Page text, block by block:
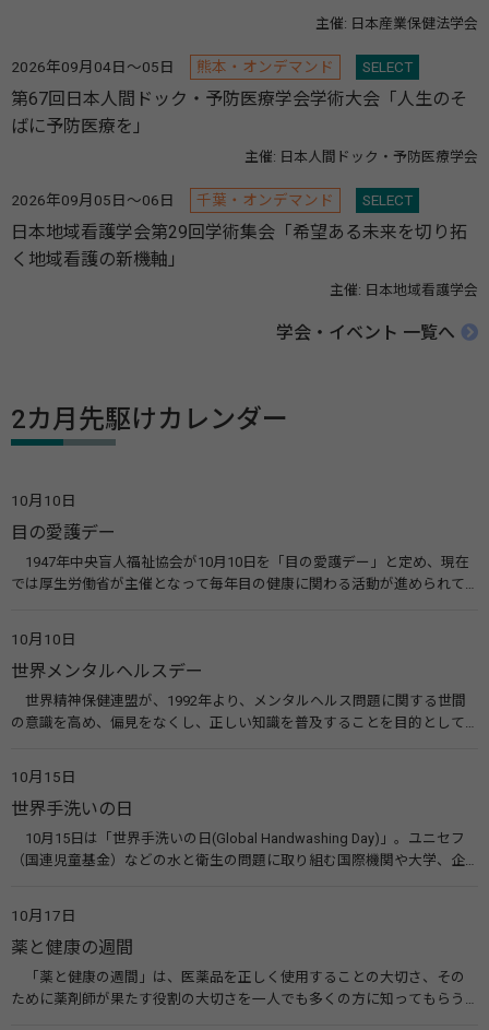
主催: 日本産業保健法学会
2026年09月04日～05日 熊本・オンデマンド SELECT
第67回日本人間ドック・予防医療学会学術大会「人生のそ
ばに予防医療を」
主催: 日本人間ドック・予防医療学会
2026年09月05日～06日 千葉・オンデマンド SELECT
日本地域看護学会第29回学術集会「希望ある未来を切り拓
く地域看護の新機軸」
主催: 日本地域看護学会
学会・イベント 一覧へ
2カ月先駆けカレンダー
10月10日
目の愛護デー
1947年中央盲人福祉協会が10月10日を「目の愛護デー」と定め、現在
では厚生労働省が主催となって毎年目の健康に関わる活動が進められて
会）
10月10日
世界メンタルヘルスデー
世界精神保健連盟が、1992年より、メンタルヘルス問題に関する世間
の意識を高め、偏見をなくし、正しい知識を普及することを目的として、
す。 関連リンク 世界メンタルヘルスデー（厚生労働省） 働く人のメンタ
ルヘルス・ポータルサイト「こころの耳」（厚生労働省）
10月15日
世界手洗いの日
10月15日は「世界手洗いの日(Global Handwashing Day)」。ユニセフ
（国連児童基金）などの水と衛生の問題に取り組む国際機関や大学、企
10月17日
薬と健康の週間
「薬と健康の週間」は、医薬品を正しく使用することの大切さ、その
ために薬剤師が果たす役割の大切さを一人でも多くの方に知ってもらう